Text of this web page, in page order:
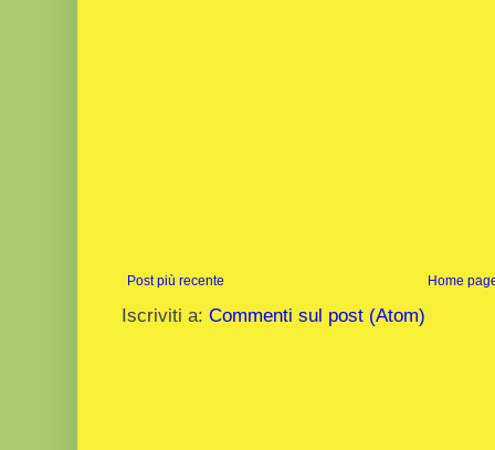
Post più recente Home
Iscriviti a: Commenti sul post (Atom)